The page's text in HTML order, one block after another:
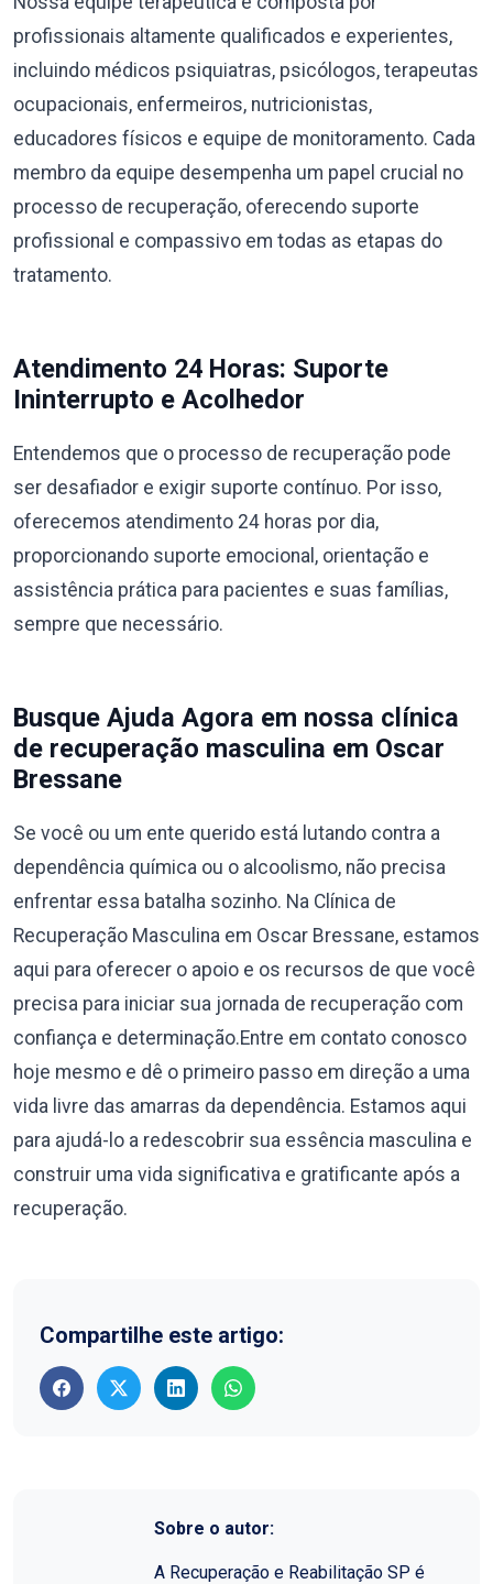
profissionais altamente qualificados e experientes,
incluindo médicos psiquiatras, psicólogos, terapeutas
ocupacionais, enfermeiros, nutricionistas,
educadores físicos e equipe de monitoramento. Cada
membro da equipe desempenha um papel crucial no
processo de recuperação, oferecendo suporte
profissional e compassivo em todas as etapas do
tratamento.
Atendimento 24 Horas: Suporte
Ininterrupto e Acolhedor
Entendemos que o processo de recuperação pode
ser desafiador e exigir suporte contínuo. Por isso,
oferecemos atendimento 24 horas por dia,
proporcionando suporte emocional, orientação e
assistência prática para pacientes e suas famílias,
sempre que necessário.
Busque Ajuda Agora em nossa clínica
de recuperação masculina em Oscar
Bressane
Se você ou um ente querido está lutando contra a
dependência química ou o alcoolismo, não precisa
enfrentar essa batalha sozinho. Na Clínica de
Recuperação Masculina em Oscar Bressane, estamos
aqui para oferecer o apoio e os recursos de que você
precisa para iniciar sua jornada de recuperação com
confiança e determinação.Entre em contato conosco
hoje mesmo e dê o primeiro passo em direção a uma
vida livre das amarras da dependência. Estamos aqui
para ajudá-lo a redescobrir sua essência masculina e
construir uma vida significativa e gratificante após a
recuperação.
Compartilhe este artigo:
Sobre o autor:
A Recuperação e Reabilitação SP é